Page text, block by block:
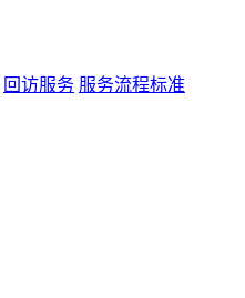
回访服务 服务流程标准